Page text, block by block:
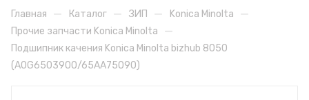
Главная — Каталог — ЗИП — Konica Minolta —
Прочие запчасти Konica Minolta —
Подшипник качения Konica Minolta bizhub 8050
(A0G6503900/65AA75090)